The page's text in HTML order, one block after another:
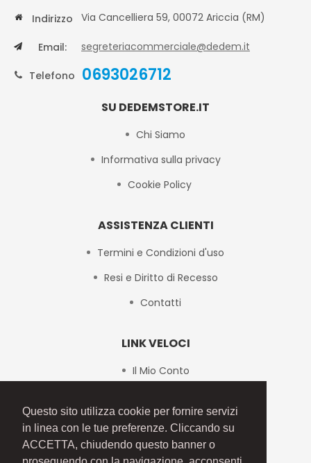
Questo sito utilizza cookie per fornire servizi
in linea con le tue preferenze. Cliccando su
ACCETTA, chiudendo questo banner o
SU DEDEMSTORE.IT
Chi Siamo
Informativa sulla privacy
Cookie Policy
ASSISTENZA CLIENTI
Termini e Condizioni d'uso
Resi e Diritto di Recesso
Contatti
LINK VELOCI
Il Mio Conto
Mappa del Sito
Indirizzo Via Cancelliera 59, 00072 Ariccia (RM)
Email: segreteriacommerciale@dedem.it
Telefono 0693026712